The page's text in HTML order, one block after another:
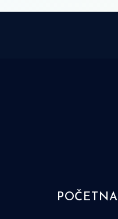
POČETNA